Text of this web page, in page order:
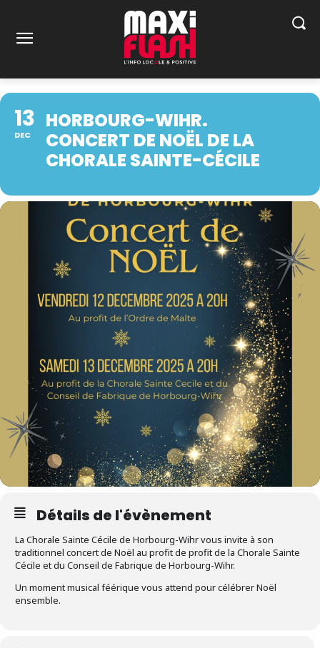
13
DEC
HORBOURG-WIHR.
CONCERT DE NOËL DE LA
CHORALE SAINTE-CÉCILE
Détails de l'évènement
La Chorale Sainte Cécile de Horbourg-Wihr vous invite à son
traditionnel concert de Noël au profit de profit de la Chorale Sainte
Cécile et du Conseil de Fabrique de Horbourg-Wihr.
Un moment musical féérique vous attend pour célébrer Noël
ensemble.